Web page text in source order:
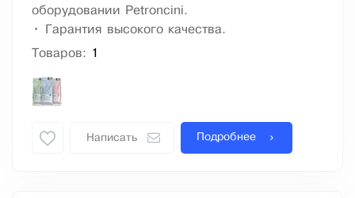
оборудовании Petroncini.
• Гарантия высокого качества.
Товаров: 1
Написать Подробнее